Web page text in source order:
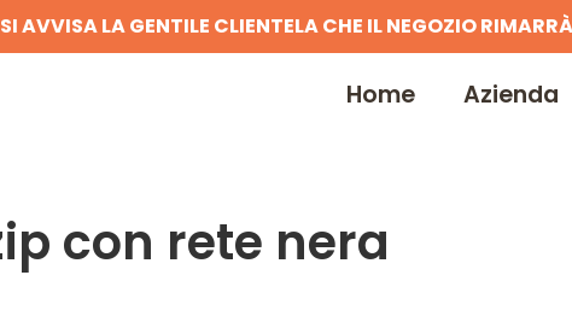
SI AVVISA LA GENTILE CLIENTELA CHE IL NEGOZIO
Home Azienda
con rete nera